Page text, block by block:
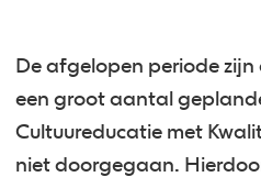
De afgelopen periode
een groot aantal
Cultuureducatie met
niet doorgegaan.